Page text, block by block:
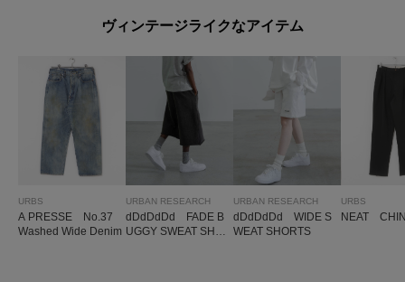
ヴィンテージライクなアイテム
URBS
A PRESSE No.37
Washed Wide Denim
URBAN RESEARCH
dDdDdDd FADE B
UGGY SWEAT SHO
URBAN RESEARCH
dDdDdDd WIDE S
WEAT SHORTS
URBS
NEAT